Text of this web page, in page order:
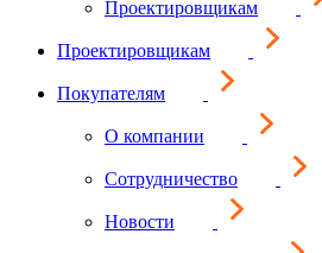
Проектировщикам
Проектировщикам
Покупателям
О компании
Сотрудничество
Новости